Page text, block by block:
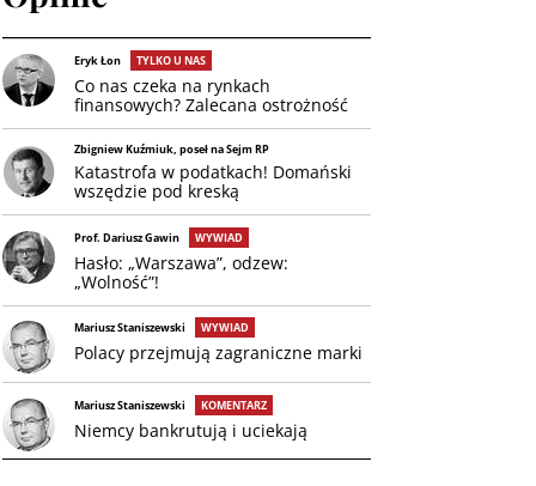
Eryk Łon TYLKO U NAS
Co nas czeka na rynkach
finansowych? Zalecana ostrożność
Zbigniew Kuźmiuk, poseł na Sejm RP
Katastrofa w podatkach! Domański
wszędzie pod kreską
Prof. Dariusz Gawin WYWIAD
Hasło: „Warszawa”, odzew:
„Wolność”!
Mariusz Staniszewski WYWIAD
Polacy przejmują zagraniczne marki
Mariusz Staniszewski KOMENTARZ
Niemcy bankrutują i uciekają